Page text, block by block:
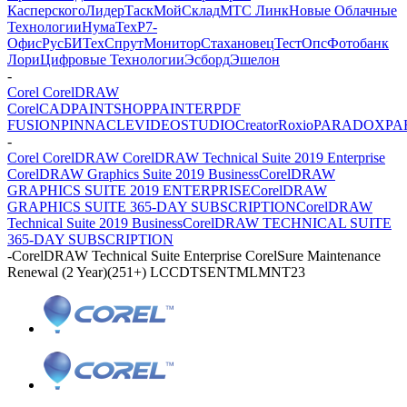
КасперскогоЛидерТаскМойСкладМТС ЛинкНовые Облачные
ТехнологииНумаТехР7-
ОфисРусБИТехСпрутМониторСтахановецТестОпсФотобанк
ЛориЦифровые ТехнологииЭсбордЭшелон
-
Corel CorelDRAW
CorelCADPAINTSHOPPAINTERPDF
FUSIONPINNACLEVIDEOSTUDIOCreatorRoxioPARADOX
-
Corel CorelDRAW CorelDRAW Technical Suite 2019 Enterprise
CorelDRAW Graphics Suite 2019 BusinessCorelDRAW
GRAPHICS SUITE 2019 ENTERPRISECorelDRAW
GRAPHICS SUITE 365-DAY SUBSCRIPTIONCorelDRAW
Technical Suite 2019 BusinessCorelDRAW TECHNICAL SUITE
365-DAY SUBSCRIPTION
-CorelDRAW Technical Suite Enterprise CorelSure Maintenance
Renewal (2 Year)(251+) LCCDTSENTMLMNT23